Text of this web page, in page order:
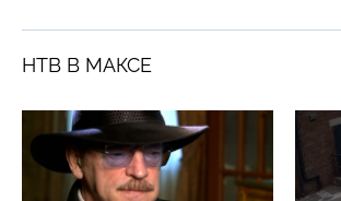
НТВ В МАКСЕ